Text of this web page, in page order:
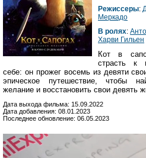
Режиссеры:
Меркадо
В ролях:
Харви Гильен
Кот в
страсть к
себе: он прожег восемь из девяти
эпическое путешествие, чтобы
желание и восстановить свои девять
Дата выхода фильма: 15.09.2022
Дата добавления: 08.01.2023
Последнее обновление: 06.05.2023